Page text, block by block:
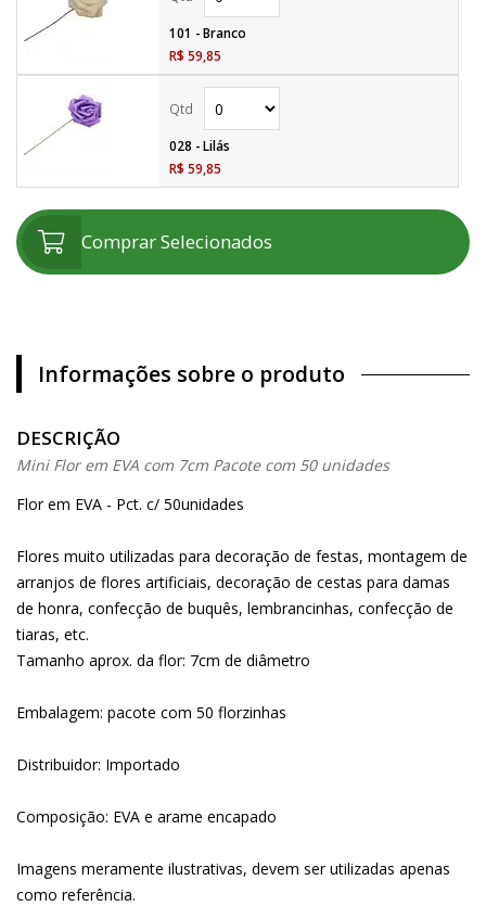
101 - Branco
R$ 59,85
028 - Lilás
R$ 59,85
Comprar Selecionados
Informações sobre o produto
DESCRIÇÃO
Mini Flor em EVA com 7cm Pacote com 50 unidades
Flor em EVA - Pct. c/ 50unidades
Flores muito utilizadas para decoração de festas, montagem de
arranjos de flores artificiais, decoração de cestas para damas
de honra, confecção de buquês, lembrancinhas, confecção de
tiaras, etc.
Tamanho aprox. da flor: 7cm de diâmetro
Embalagem: pacote com 50 florzinhas
Distribuidor: Importado
Composição: EVA e arame encapado
Imagens meramente ilustrativas, devem ser utilizadas apenas
como referência.